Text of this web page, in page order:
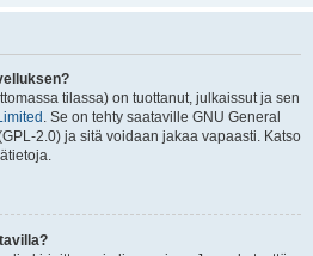
tilassa) on tuottanut, julkaissut ja sen
. Se on tehty saataville GNU General
2.0) ja sitä voidaan jakaa vapaasti. Katso